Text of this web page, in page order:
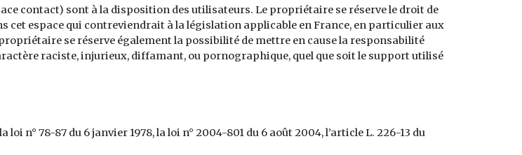
contact) sont à la disposition des utilisateurs. Le propriétaire se réserve le droit de
cet espace qui contreviendrait à la législation applicable en France, en particulier aux
se réserve également la possibilité de mettre en cause la responsabilité
raciste, injurieux, diffamant, ou pornographique, quel que soit le support utilisé
n° 78-87 du 6 janvier 1978, la loi n° 2004-801 du 6 août 2004, l’article L. 226-13 du